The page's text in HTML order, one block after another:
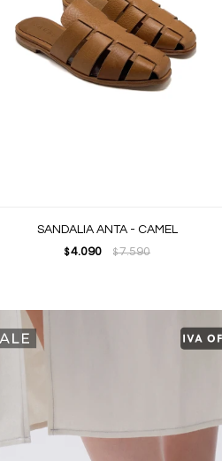
SANDALIA ANTA - CAMEL
$4.090 $7.590